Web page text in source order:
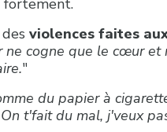
violences faites
ne cogne que le cœur et
"
du papier à
t'fait du mal, j'veux